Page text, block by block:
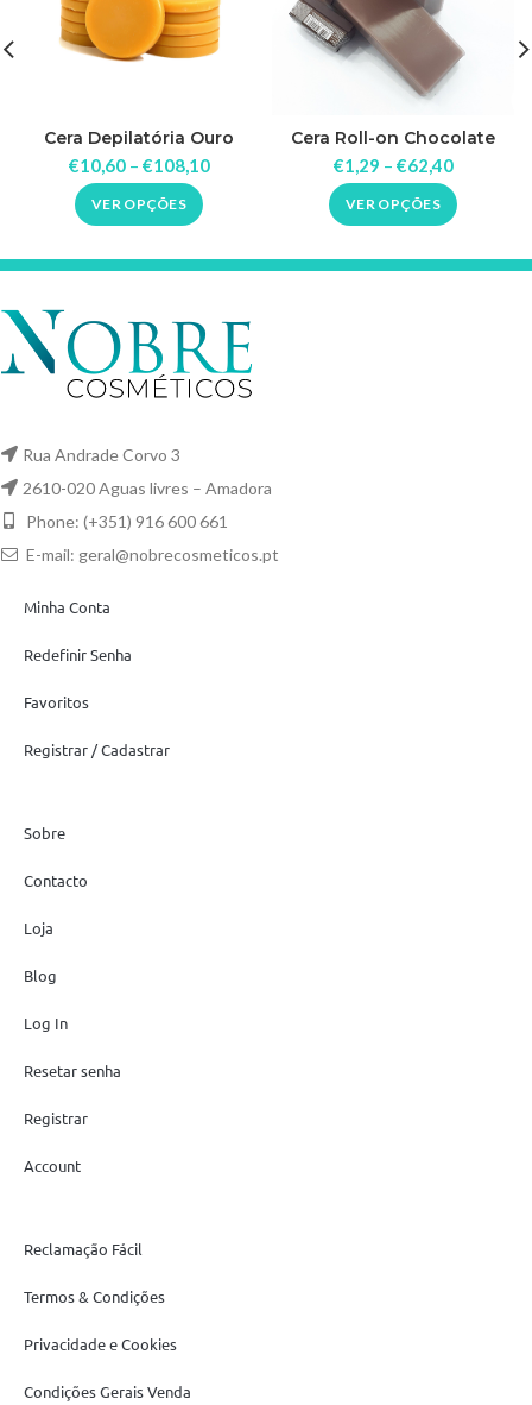
Cera Depilatória Ouro
Serenna Kg
€10,60 – €108,10
VER OPÇÕES
Cera Roll-on Chocolate
Beauty Image
€1,29 – €62,40
VER OPÇÕES
Rua Andrade Corvo 3
2610-020 Aguas livres – Amadora
Phone: (+351) 916 600 661
E-mail: geral@nobrecosmeticos.pt
Minha Conta
Redefinir Senha
Favoritos
Registrar / Cadastrar
Sobre
Contacto
Loja
Blog
Log In
Resetar senha
Registrar
Account
Reclamação Fácil
Termos & Condições
Privacidade e Cookies
Condições Gerais Venda